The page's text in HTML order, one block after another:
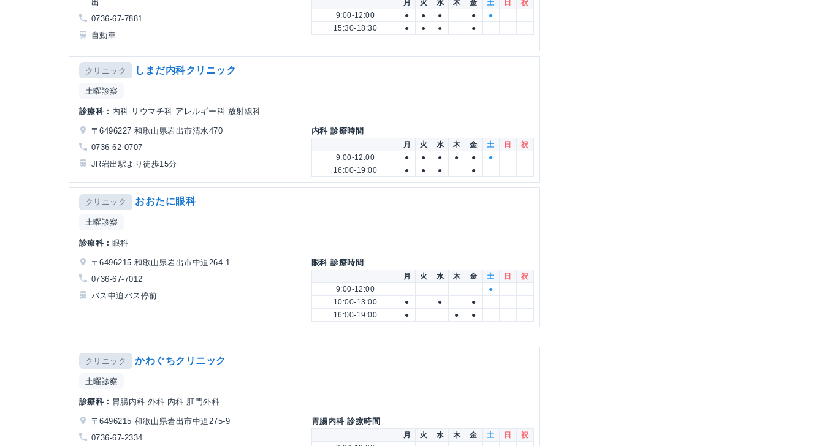
出
0736-67-7881
自動車
月 火 水 木 金 土 日
祝
9:00-12:00
● ● ● ●
●
15:30-18:30
● ● ● ●
クリニック しまだ内科クリニック
土曜診察
診療科： 内科 リウマチ科 アレルギー科 放射線科
〒6496227 和歌山県岩出市清水470
0736-62-0707
JR岩出駅より徒歩15分
内科 診療時間
月 火 水 木 金 土 日
祝
9:00-12:00
● ● ● ● ●
●
16:00-19:00
● ● ● ●
クリニック おおたに眼科
土曜診察
診療科： 眼科
〒6496215 和歌山県岩出市中迫264-1
0736-67-7012
バス中迫バス停前
眼科 診療時間
月 火 水 木 金 土 日
祝
9:00-12:00
●
10:00-13:00
● ●
●
16:00-19:00
● ● ●
クリニック かわぐちクリニック
土曜診察
診療科： 胃腸内科 外科 内科 肛門外科
〒6496215 和歌山県岩出市中迫275-9
0736-67-2334
胃腸内科 診療時間
月 火 水 木 金 土 日
祝